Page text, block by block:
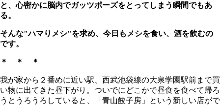
と、心密かに脳内でガッツポーズをとってしまう瞬間でもあ
る。
そんな"ハマりメシ"を求め、今日もメシを食い、酒を飲むの
です。
＊ ＊ ＊
我が家から２番めに近い駅、西武池袋線の大泉学園駅前まで買
い物に出てきた昼下がり。ついでにどこかで昼食を食べて帰ろ
うとうろうろしていると、「青山餃子房」という新しい店がで